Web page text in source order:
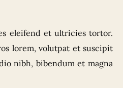
eleifend et ultricies tortor.
lorem, volutpat et suscipit
nibh, bibendum et magna